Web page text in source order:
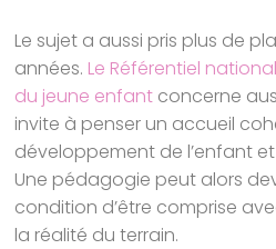
Le sujet a aussi pris plus de
années. Le Référentiel
du jeune enfant concerne
invite à penser un accueil
développement de l’enfant
Une pédagogie peut alors
condition d’être comprise
la réalité du terrain.